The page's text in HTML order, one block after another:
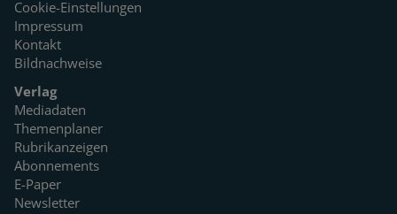
Cookie-Einstellungen
Impressum
Kontakt
Bildnachweise
Verlag
Mediadaten
Themenplaner
Rubrikanzeigen
Abonnements
E-Paper
Newsletter